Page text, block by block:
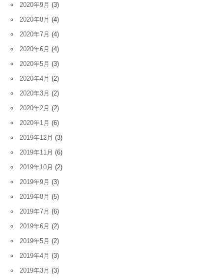
2020年9月 (3)
2020年8月 (4)
2020年7月 (4)
2020年6月 (4)
2020年5月 (3)
2020年4月 (2)
2020年3月 (2)
2020年2月 (2)
2020年1月 (6)
2019年12月 (3)
2019年11月 (6)
2019年10月 (2)
2019年9月 (3)
2019年8月 (5)
2019年7月 (6)
2019年6月 (2)
2019年5月 (2)
2019年4月 (3)
2019年3月 (3)